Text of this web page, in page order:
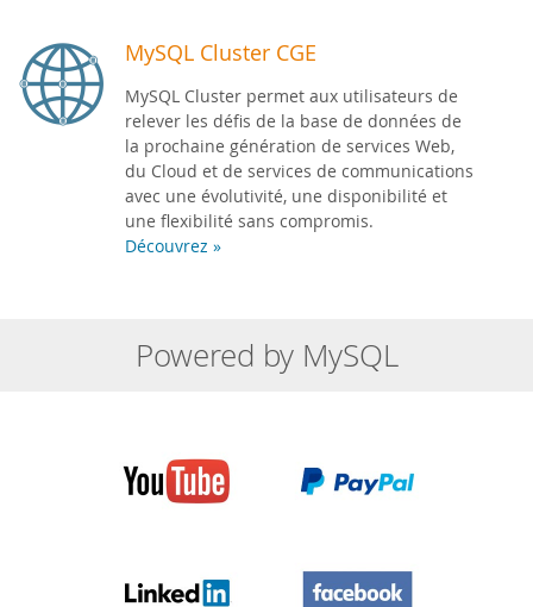
MySQL Cluster CGE
MySQL Cluster permet aux utilisateurs de
relever les défis de la base de données de
la prochaine génération de services Web,
du Cloud et de services de communications
avec une évolutivité, une disponibilité et
une flexibilité sans compromis.
Découvrez »
Powered by MySQL